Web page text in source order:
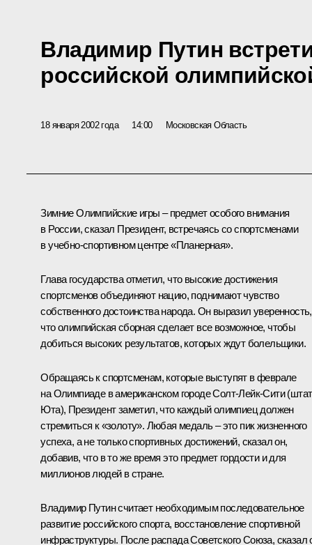
Владимир Путин
российской
18 января 2002 года 14:00 Московская Область
Зимние Олимпийские игры – предмет особого внимания
в России, сказал Президент, встречаясь со спортсменами
в учебно-спортивном центре «Планерная».
Глава государства отметил, что высокие достижения
спортсменов объединяют нацию, поднимают чувство
собственного достоинства народа. Он выразил уверенность,
что олимпийская сборная сделает все возможное, чтобы
добиться высоких результатов, которых ждут болельщики.
Обращаясь к спортсменам, которые выступят в феврале
на Олимпиаде в американском городе Солт-Лейк-Сити (штат
Юта), Президент заметил, что каждый олимпиец должен
стремиться к «золоту». Любая медаль – это пик жизненного
успеха, а не только спортивных достижений, сказал он,
добавив, что в то же время это предмет гордости и для
миллионов людей в стране.
Владимир Путин считает необходимым последовательное
развитие российского спорта, восстановление спортивной
инфраструктуры. После распада Советского Союза, сказал